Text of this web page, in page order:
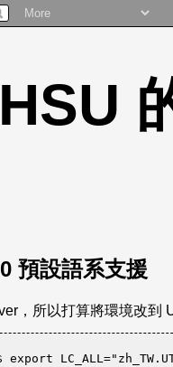
預設語系支援
，所以打算將環境改到
export LC_ALL=